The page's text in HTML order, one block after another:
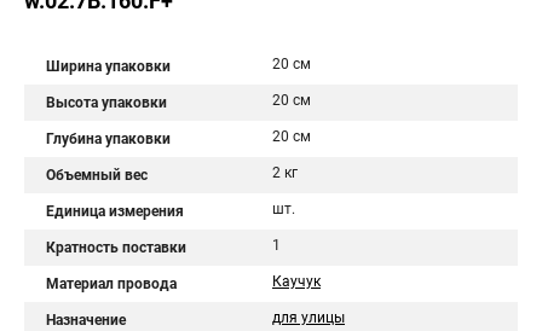
Ширина упаковки 20 см
Высота упаковки 20 см
Глубина упаковки 20 см
Объемный вес 2 кг
Единица измерения шт.
Кратность поставки 1
Материал провода Каучук
Назначение для улицы